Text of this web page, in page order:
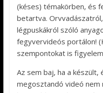
(késes) témakörben, és
betartva.
légpuskákról szóló
fegyvervideós portálon!
szempontokat is
Az sem baj, ha a készült,
megosztandó videó nem